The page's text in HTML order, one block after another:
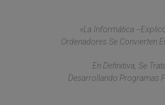
«La Informática --
Ordenadores Se Convierten
En Definitiva, Se
Desarrollando Programas